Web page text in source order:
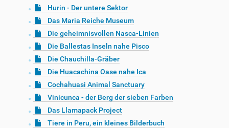
Hurin - Der untere Sektor
Das Maria Reiche Museum
Die geheimnisvollen Nasca-Linien
Die Ballestas Inseln nahe Pisco
Die Chauchilla-Gräber
Die Huacachina Oase nahe Ica
Cochahuasi Animal Sanctuary
Vinicunca - der Berg der sieben Farben
Das Llamapack Project
Tiere in Peru, ein kleines Bilderbuch